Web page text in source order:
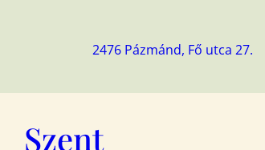
2476 Pázmánd, Fő utca 27.
Szent